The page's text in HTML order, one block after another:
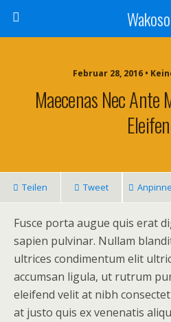
Februar 28, 2016 •
Maecenas Nec Ante
Teilen Tweet
Fusce porta augue quis erat
sapien pulvinar. Nullam
ultrices condimentum elit
accumsan ligula, ut rutrum
eleifend velit at nibh
at justo quis ex venenatis